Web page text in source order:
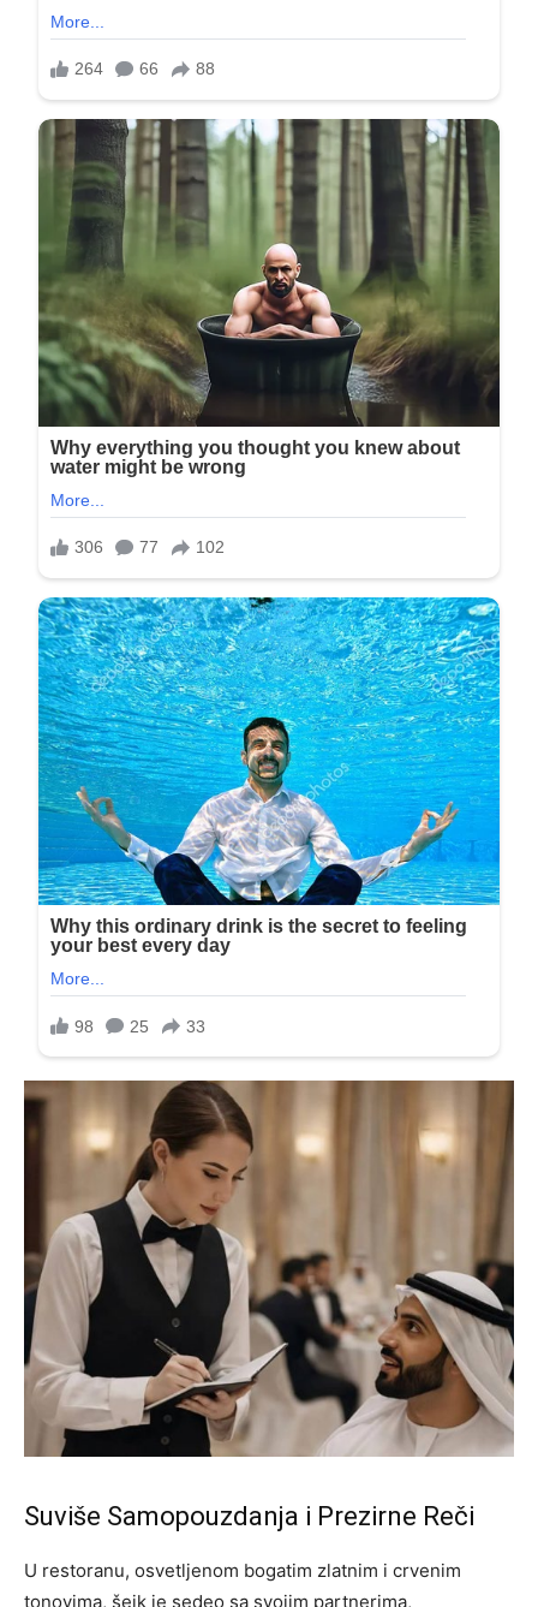
Suviše Samopouzdanja i Prezirne Reči
U restoranu, osvetljenom bogatim zlatnim i crvenim
tonovima, šeik je sedeo sa svojim partnerima,